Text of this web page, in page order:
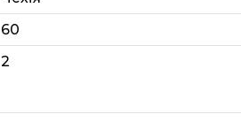
60
2